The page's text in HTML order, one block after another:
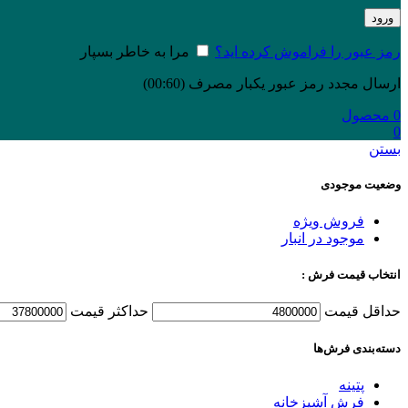
ورود
رمز عبور را فراموش کرده اید؟ مرا به خاطر بسپار
ارسال مجدد رمز عبور یکبار مصرف (00:
60
)
0 محصول
0
بستن
وضعیت موجودی
فروش ویژه
موجود در انبار
انتخاب قیمت فرش :
حداقل قیمت حداكثر قيمت
دسته‌بندی‌ فرش‌ها
پتینه
فرش آشپزخانه